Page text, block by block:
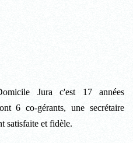
Jura c'est 17 années
6 co-gérants, une secrétaire
satisfaite et fidèle.